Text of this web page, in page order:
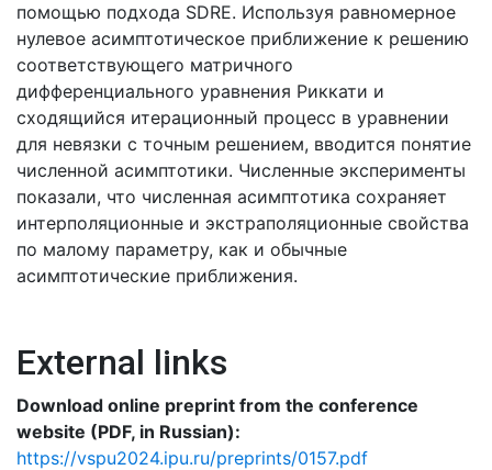
помощью подхода SDRE. Используя равномерное
нулевое асимптотическое приближение к решению
соответствующего матричного
дифференциального уравнения Риккати и
сходящийся итерационный процесс в уравнении
для невязки с точным решением, вводится понятие
численной асимптотики. Численные эксперименты
показали, что численная асимптотика сохраняет
интерполяционные и экстраполяционные свойства
по малому параметру, как и обычные
асимптотические приближения.
External links
Download online preprint from the conference
website (PDF, in Russian):
https://vspu2024.ipu.ru/preprints/0157.pdf